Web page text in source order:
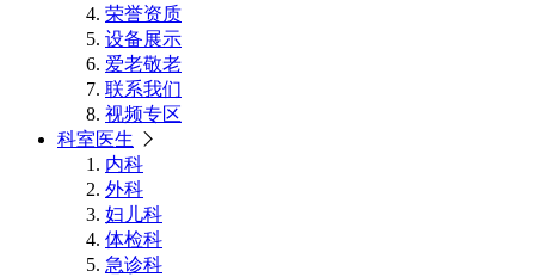
荣誉资质
设备展示
爱老敬老
联系我们
视频专区
科室医生
内科
外科
妇儿科
体检科
急诊科